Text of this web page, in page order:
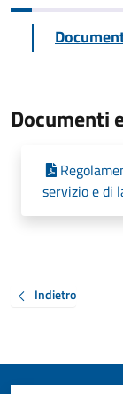
Documenti
servizio e di
Indietro